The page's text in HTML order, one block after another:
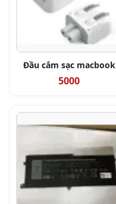
Đầu cắm sạc macbook
5000